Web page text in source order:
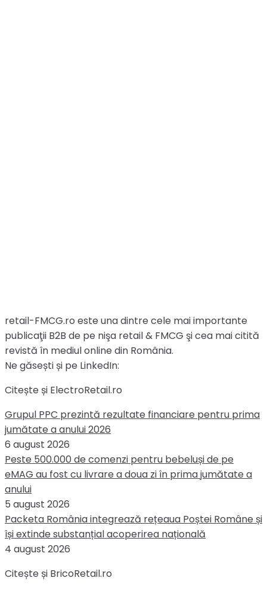
retail-FMCG.ro este una dintre cele mai importante
publicaţii B2B de pe nişa retail & FMCG şi cea mai citită
revistă în mediul online din România.
Ne găsești și pe LinkedIn:
Citește și ElectroRetail.ro
Grupul PPC prezintă rezultate financiare pentru prima
jumătate a anului 2026
6 august 2026
Peste 500.000 de comenzi pentru bebeluși de pe
eMAG au fost cu livrare a doua zi în prima jumătate a
anului
5 august 2026
Packeta România integrează rețeaua Poștei Române și
își extinde substanțial acoperirea națională
4 august 2026
Citește și BricoRetail.ro